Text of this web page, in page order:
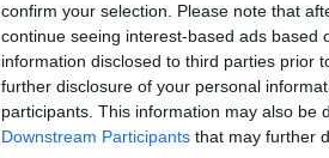
confirm your selection. Please note that
continue seeing interest-based ads based
information disclosed to third parties prior
further disclosure of your personal
participants. This information may also be
Downstream Participants that may further